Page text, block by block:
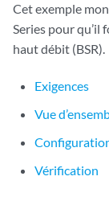
Cet exemple
Series pour qu’il
haut débit (BSR).
Exigences
Vue
Vérification